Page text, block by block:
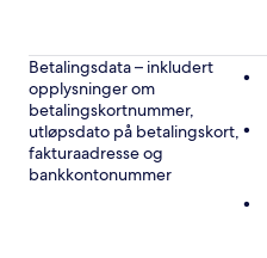
Betalingsdata – inkludert
opplysninger om
betalingskortnummer,
utløpsdato på betalingskort,
fakturaadresse og
bankkontonummer